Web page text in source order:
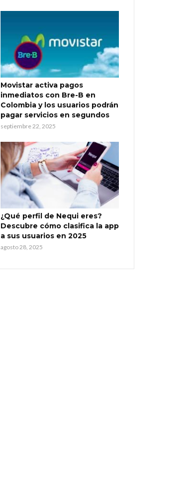
Movistar activa pagos
inmediatos con Bre-B en
Colombia y los usuarios podrán
pagar servicios en segundos
septiembre 22, 2025
¿Qué perfil de Nequi eres?
Descubre cómo clasifica la app
a sus usuarios en 2025
agosto 28, 2025